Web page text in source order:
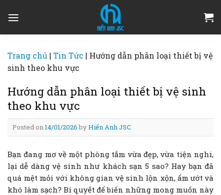
Trang chủ | Tin Tức | Hướng dẫn phân loại thiết bị vệ
sinh theo khu vực
Hướng dẫn phân loại thiết bị vệ sinh
theo khu vực
Posted on14/01/2026 byHiển Anh JSC
Bạn đang mơ về một phòng tắm vừa đẹp, vừa tiện nghi,
lại dễ dàng vệ sinh như khách sạn 5 sao? Hay bạn đã
quá mệt mỏi với không gian vệ sinh lộn xộn, ẩm ướt và
khó làm sạch? Bí quyết để biến những mong muốn này